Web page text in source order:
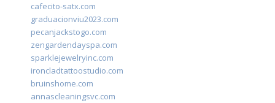
cafecito-satx.com
graduacionviu2023.com
pecanjackstogo.com
zengardendayspa.com
sparklejewelryinc.com
ironcladtattoostudio.com
bruinshome.com
annascleaningsvc.com